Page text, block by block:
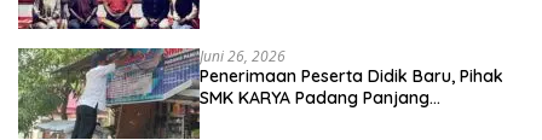
Juni 26, 2026
Penerimaan Peserta Didik Baru, Pihak
SMK KARYA Padang Panjang